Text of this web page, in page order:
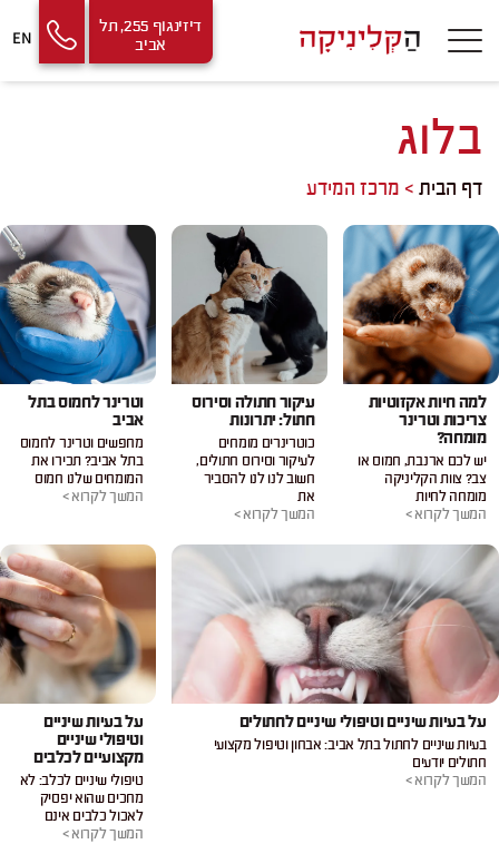
to
Us
דיזינגוף 255, תל
אביב
EN
בלוג
דף הבית > מרכז המידע
למה חיות אקזוטיות
צריכות וטרינר
מומחה?
יש לכם ארנבת, חמוס או
צב? צוות הקליניקה
מומחה לחיות
המשך לקרוא >
עיקור חתולה וסירוס
חתול: יתרונות
כוטרינרים מומחים
לעיקור וסירוס חתולים,
חשוב לנו לנו להסביר
את
המשך לקרוא >
וטרינר לחמוס בתל
אביב
מחפשים וטרינר לחמוס
בתל אביב? תכירו את
המומחים שלנו חמוס
המשך לקרוא >
על בעיות שיניים וטיפולי שיניים לחתולים
בעיות שיניים לחתול בתל אביב: אבחון וטיפול מקצועי
חתולים יודעים
המשך לקרוא >
על בעיות שיניים
וטיפולי שיניים
מקצועיים לכלבים
טיפולי שיניים לכלב: לא
מחכים שהוא יפסיק
לאכול כלבים אינם
המשך לקרוא >